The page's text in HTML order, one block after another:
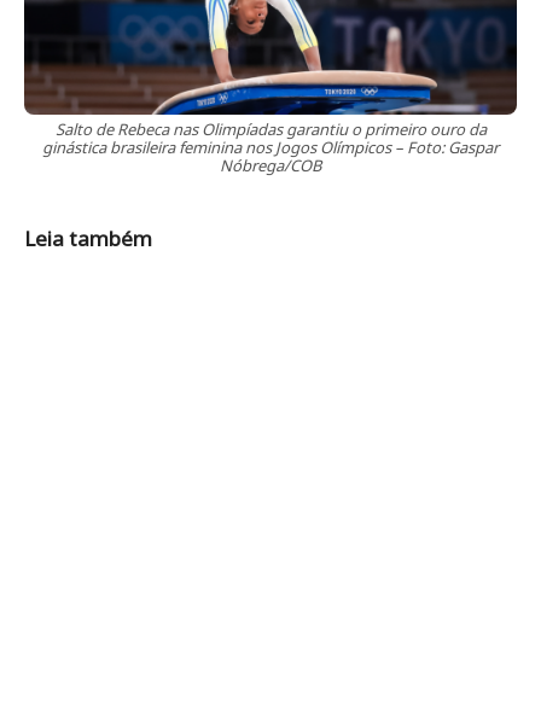
Salto de Rebeca nas Olimpíadas garantiu o primeiro ouro da
ginástica brasileira feminina nos Jogos Olímpicos – Foto: Gaspar
Nóbrega/COB
Leia também